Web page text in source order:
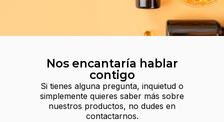
Nos encantaría hablar
contigo
Si tienes alguna pregunta, inquietud o
simplemente quieres saber más sobre
nuestros productos, no dudes en
contactarnos.